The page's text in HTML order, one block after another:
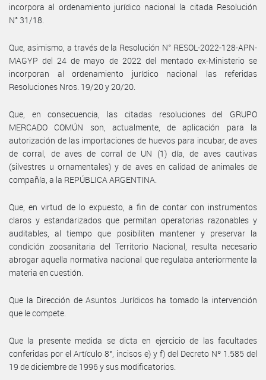
incorpora al ordenamiento jurídico nacional la citada Resolución
N° 31/18.
Que, asimismo, a través de la Resolución N° RESOL-2022-128-APN-
MAGYP del 24 de mayo de 2022 del mentado ex-Ministerio se
incorporan al ordenamiento jurídico nacional las referidas
Resoluciones Nros. 19/20 y 20/20.
Que, en consecuencia, las citadas resoluciones del GRUPO
MERCADO COMÚN son, actualmente, de aplicación para la
autorización de las importaciones de huevos para incubar, de aves
de corral, de aves de corral de UN (1) día, de aves cautivas
(silvestres u ornamentales) y de aves en calidad de animales de
compañía, a la REPÚBLICA ARGENTINA.
Que, en virtud de lo expuesto, a fin de contar con instrumentos
claros y estandarizados que permitan operatorias razonables y
auditables, al tiempo que posibiliten mantener y preservar la
condición zoosanitaria del Territorio Nacional, resulta necesario
abrogar aquella normativa nacional que regulaba anteriormente la
materia en cuestión.
Que la Dirección de Asuntos Jurídicos ha tomado la intervención
que le compete.
Que la presente medida se dicta en ejercicio de las facultades
conferidas por el Artículo 8°, incisos e) y f) del Decreto Nº 1.585 del
19 de diciembre de 1996 y sus modificatorios.